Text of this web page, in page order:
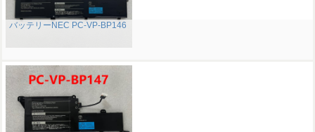
バッテリーNEC PC-VP-BP146